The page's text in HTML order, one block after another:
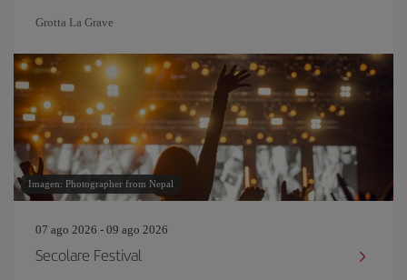
Grotta La Grave
Imagen: Photographer from Nepal
07 ago 2026 - 09 ago 2026
Secolare Festival